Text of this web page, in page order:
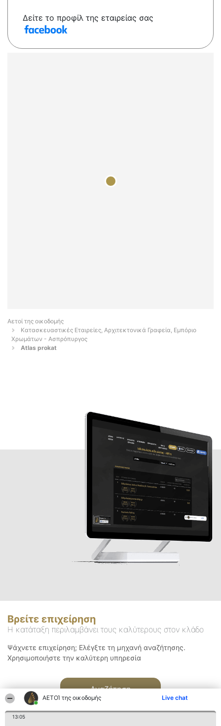
ΑΕΤΟΊ της οικοδομής Live chat
13:05
Δείτε το προφίλ της εταιρείας σας
Αετοί της οικοδομής
Κατασκευαστικές Εταιρείες, Αρχιτεκτονικά Γραφεία, Εμπόριο
Χρωμάτων - Ασπρόπυργος
Atlas prokat
Βρείτε επιχείρηση
Η κατάταξη περιλαμβάνει τους καλύτερους στον κλάδο
Ψάχνετε επιχείρηση; Ελέγξτε τη μηχανή αναζήτησης.
Χρησιμοποιήστε την καλύτερη υπηρεσία
Αναζήτηση